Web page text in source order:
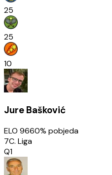
25
25
10
Jure Bašković
ELO 9660% pobjeda
7C. Liga
Q1